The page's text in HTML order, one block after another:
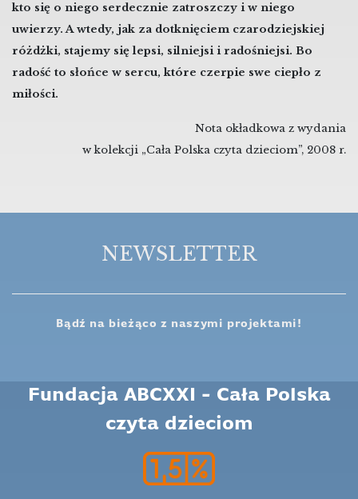
kto się o niego serdecznie zatroszczy i w niego
uwierzy. A wtedy, jak za dotknięciem czarodziejskiej
różdżki, stajemy się lepsi, silniejsi i radośniejsi. Bo
radość to słońce w sercu, które czerpie swe ciepło z
miłości.
Nota okładkowa z wydania
w kolekcji „Cała Polska czyta dzieciom”, 2008 r.
NEWSLETTER
Bądź na bieżąco z naszymi projektami!
Fundacja ABCXXI - Cała Polska
czyta dzieciom